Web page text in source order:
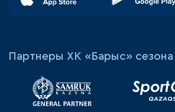
Партнеры ХК «Барыс»